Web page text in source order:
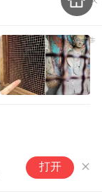
打开